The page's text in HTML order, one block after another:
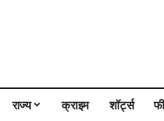
राज्य क्राइम शॉर्ट्स